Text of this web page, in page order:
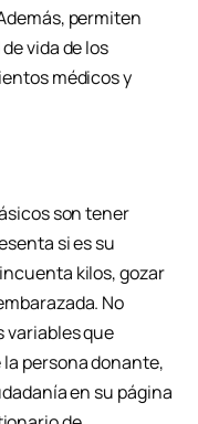
permiten
vida de los
médicos y
son tener
si es su
kilos, gozar
No
variables que
persona donante,
en su página